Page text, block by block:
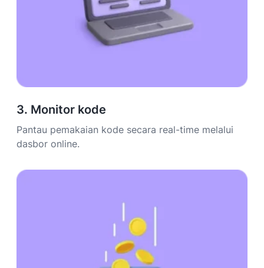
3. Monitor kode
Pantau pemakaian kode secara real-time melalui
dasbor online.